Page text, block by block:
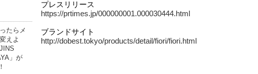
たらメ
えよ
」が
プレスリリース
https://prtimes.jp/000000001.000030444.html
ブランドサイト
http://dobest.tokyo/products/detail/fiori/fiori.html